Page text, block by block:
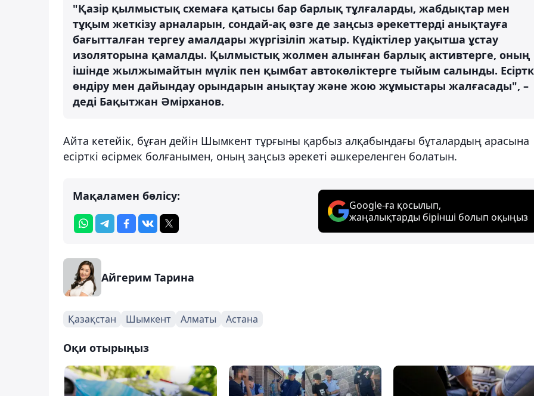
"Қазір қылмыстық схемаға қатысы бар барлық тұлғаларды, жабдықтар мен
тұқым жеткізу арналарын, сондай-ақ өзге де заңсыз әрекеттерді анықтауға
бағытталған тергеу амалдары жүргізіліп жатыр. Күдіктілер уақытша ұстау
изоляторына қамалды. Қылмыстық жолмен алынған барлық активтерге, оның
ішінде жылжымайтын мүлік пен қымбат автокөліктерге тыйым салынды.
өндіру мен дайындау орындарын анықтау және жою жұмыстары жалғасады", –
деді Бақытжан Әмірханов.
Айта кетейік, бұған дейін Шымкент тұрғыны қарбыз алқабындағы бұталардың арасына
есірткі өсірмек болғанымен, оның заңсыз әрекеті әшкереленген болатын.
Мақаламен бөлісу:
Google-ға қосылып,
жаңалықтарды бірінші болып оқыңыз
Айгерим Тарина
Қазақстан Шымкент Алматы Астана
Оқи отырыңыз